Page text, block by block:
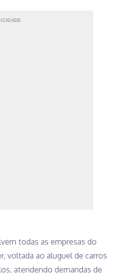
todas as empresas do
voltada ao aluguel de carros
atendendo demandas de